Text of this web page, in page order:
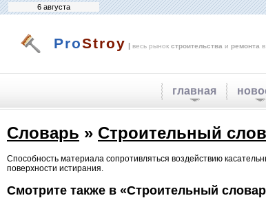
6 августа
ProStroy | весь рынок строительства и ремонта
главная
Словарь » Строительный
Способность материала сопротивляться воздействию
поверхности истирания.
Смотрите также в «Строительный